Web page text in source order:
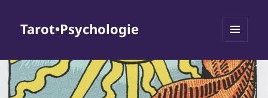
Tarot•Psychologie
WIDGETS